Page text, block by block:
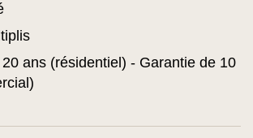
ans (résidentiel) - Garantie de 10